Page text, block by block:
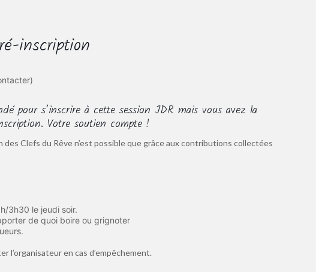
inscription
pour s’inscrire à cette session JDR mais vous avez la
Votre soutien compte !
Clefs du Rêve n’est possible que grâce aux contributions collectées
3h30 le jeudi soir.
de quoi boire ou grignoter
l’organisateur en cas d’empêchement.